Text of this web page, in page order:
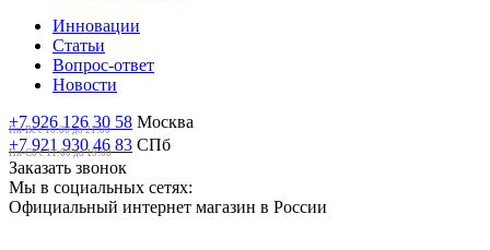
Инновации
Статьи
Вопрос-ответ
Новости
+7 926 126 30 58 Москва
Пн-Вс с 10:00 до 21:00
+7 921 930 46 83 СПб
Пн-Сб c 11:00 до 19:00
Заказать звонок
Мы в социальных сетях:
Официальный интернет магазин в России